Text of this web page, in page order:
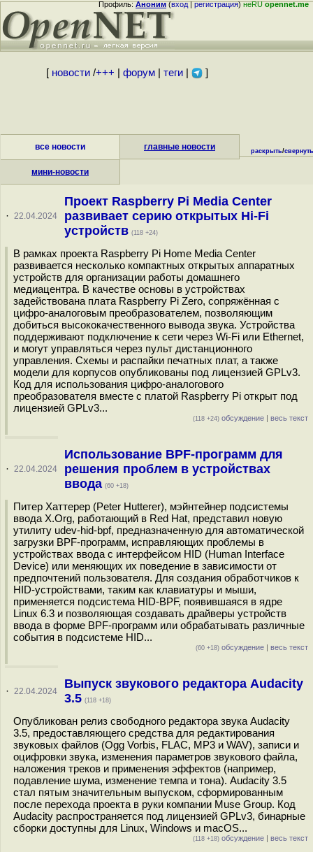
Профиль:Аноним(вход|регистрация)неRUopennet.me
[ новости/+++ форум| теги| ]
все новости главные новости
мини-новости
раскрыть/свернуть
· 22.04.2024
Проект Raspberry Pi Media Center
развивает серию открытых Hi-Fi
устройств (118 +24)
В рамках проекта Raspberry Pi Home Media Center
развивается несколько компактных открытых аппаратных
устройств для организации работы домашнего
медиацентра. В качестве основы в устройствах
задействована плата Raspberry Pi Zero, сопряжённая с
цифро-аналоговым преобразователем, позволяющим
добиться высококачественного вывода звука. Устройства
поддерживают подключение к сети через Wi-Fi или Ethernet,
и могут управляться через пульт дистанционного
управления. Схемы и распайки печатных плат, а также
модели для корпусов опубликованы под лицензией GPLv3.
Код для использования цифро-аналогового
преобразователя вместе с платой Raspberry Pi открыт под
лицензией GPLv3...
(118 +24) обсуждение | весь текст
· 22.04.2024
Использование BPF-программ для
решения проблем в устройствах
ввода (60 +18)
Питер Хаттерер (Peter Hutterer), мэйнтейнер подсистемы
ввода X.Org, работающий в Red Hat, представил новую
утилиту udev-hid-bpf, предназначенную для автоматической
загрузки BPF-программ, исправляющих проблемы в
устройствах ввода с интерфейсом HID (Human Interface
Device) или меняющих их поведение в зависимости от
предпочтений пользователя. Для создания обработчиков к
HID-устройствами, таким как клавиатуры и мыши,
применяется подсистема HID-BPF, появившаяся в ядре
Linux 6.3 и позволяющая создавать драйверы устройств
ввода в форме BPF-программ или обрабатывать различные
события в подсистеме HID...
(60 +18) обсуждение | весь текст
· 22.04.2024
Выпуск звукового редактора Audacity
3.5 (118 +18)
Опубликован релиз свободного редактора звука Audacity
3.5, предоставляющего средства для редактирования
звуковых файлов (Ogg Vorbis, FLAC, MP3 и WAV), записи и
оцифровки звука, изменения параметров звукового файла,
наложения треков и применения эффектов (например,
подавление шума, изменение темпа и тона). Audacity 3.5
стал пятым значительным выпуском, сформированным
после перехода проекта в руки компании Muse Group. Код
Audacity распространяется под лицензией GPLv3, бинарные
сборки доступны для Linux, Windows и macOS...
(118 +18) обсуждение | весь текст